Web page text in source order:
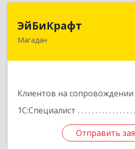
ЭйБиКрафт
Магадан
Клиентов на сопровождении
1С:Специалист
Отправить
685000, Магаданская обл,
Отправить